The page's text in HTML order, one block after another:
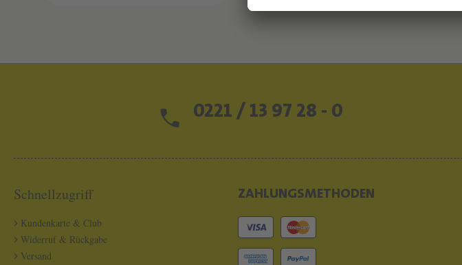
0221 / 13 97 28 - 0
Schnellzugriff
Kundenkarte & Club
Widerruf & Rückgabe
Versand
ZAHLUNGSMETHODEN